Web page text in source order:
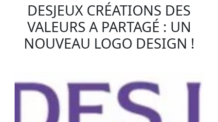
DESJEUX CRÉATIONS DES
VALEURS A PARTAGÉ : UN
NOUVEAU LOGO DESIGN !